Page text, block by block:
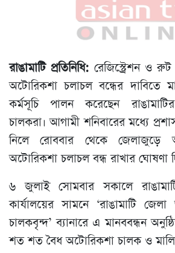
রাঙামাটি প্রতিনিধি: রেজিস্ট্রেশন ও
অটোরিকশা চলাচল বন্ধের দাবিতে
কর্মসূচি পালন করেছেন
চালকরা। আগামী শনিবারের মধ্যে
নিলে রোববার থেকে জেলাজুড়ে
অটোরিকশা চলাচল বন্ধ রাখার ঘোষণা
৬ জুলাই সোমবার সকালে
কার্যালয়ের সামনে ‘রাঙামাটি
চালকবৃন্দ’ ব্যানারে এ মানববন্ধন
শত শত বৈধ অটোরিকশা চালক ও